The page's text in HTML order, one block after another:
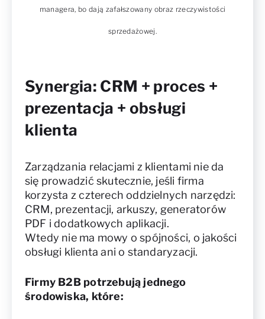
managera, bo dają zafałszowany obraz rzeczywistości
sprzedażowej.
Synergia: CRM + proces +
prezentacja + obsługi
klienta
Zarządzania relacjami z klientami nie da
się prowadzić skutecznie, jeśli firma
korzysta z czterech oddzielnych narzędzi:
CRM, prezentacji, arkuszy, generatorów
PDF i dodatkowych aplikacji.
Wtedy nie ma mowy o spójności, o jakości
obsługi klienta ani o standaryzacji.
Firmy B2B potrzebują jednego
środowiska, które: